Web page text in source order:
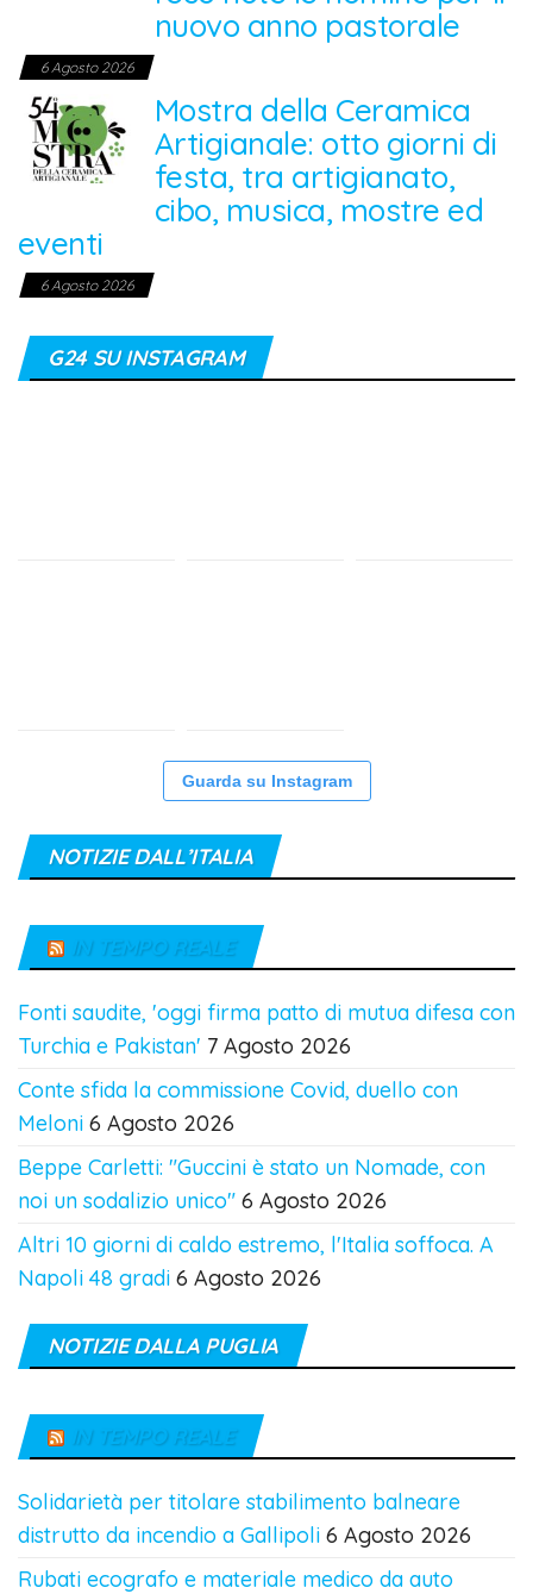
nuovo anno pastorale
6 Agosto 2026
Mostra della Ceramica
Artigianale: otto giorni di
festa, tra artigianato,
cibo, musica, mostre ed
eventi
6 Agosto 2026
G24 SU INSTAGRAM
Guarda su Instagram
NOTIZIE DALL’ITALIA
IN TEMPO REALE
Fonti saudite, 'oggi firma patto di mutua difesa con
Turchia e Pakistan' 7 Agosto 2026
Conte sfida la commissione Covid, duello con
Meloni 6 Agosto 2026
Beppe Carletti: "Guccini è stato un Nomade, con
noi un sodalizio unico" 6 Agosto 2026
Altri 10 giorni di caldo estremo, l'Italia soffoca. A
Napoli 48 gradi 6 Agosto 2026
NOTIZIE DALLA PUGLIA
IN TEMPO REALE
Solidarietà per titolare stabilimento balneare
distrutto da incendio a Gallipoli 6 Agosto 2026
Rubati ecografo e materiale medico da auto